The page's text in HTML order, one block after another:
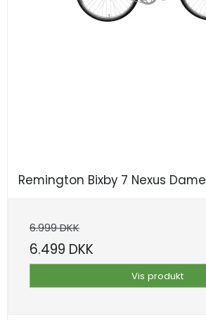
Remington Bixby 7 Nexus Dame
6.999 DKK
6.499 DKK
Vis produkt